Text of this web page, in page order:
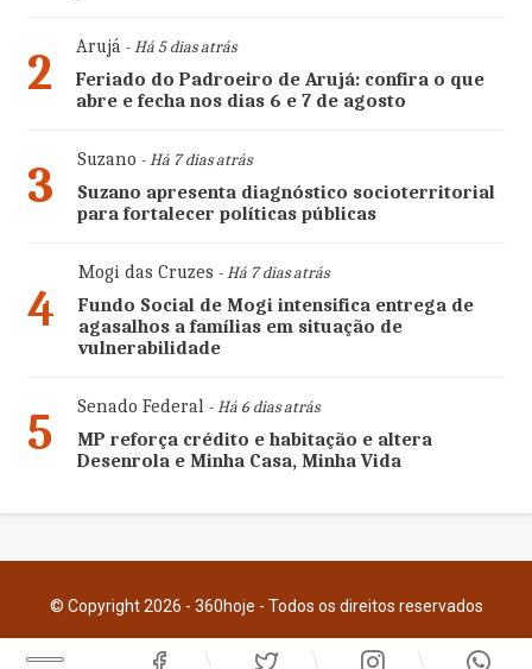
2 Arujá- Há 5 dias atrás
Feriado do Padroeiro de Arujá: confira o que
abre e fecha nos dias 6 e 7 de agosto
3 Suzano - Há 7 dias atrás
Suzano apresenta diagnóstico socioterritorial
para fortalecer políticas públicas
4
Mogi das Cruzes - Há 7 dias atrás
Fundo Social de Mogi intensifica entrega de
agasalhos a famílias em situação de
vulnerabilidade
5 Senado Federal- Há 6 dias atrás
MP reforça crédito e habitação e altera
Desenrola e Minha Casa, Minha Vida
© Copyright 2026 - 360hoje - Todos os direitos reservados